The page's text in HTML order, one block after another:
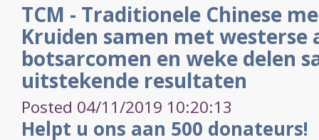
TCM - Traditionele Chinese
Kruiden samen met westerse
botsarcomen en weke delen
uitstekende resultaten
Posted 04/11/2019 10:20:13
Helpt u ons aan 500 donateurs!